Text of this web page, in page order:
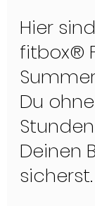
Hier
fitbox®
Du
Deinen
sicherst.